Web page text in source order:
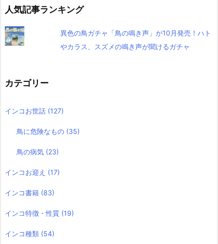
人気記事ランキング
異色の鳥ガチャ「鳥の鳴き声」が10月発売！ハト
やカラス、スズメの鳴き声が聞けるガチャ
カテゴリー
インコお世話 (127)
鳥に危険なもの (35)
鳥の病気 (23)
インコお迎え (17)
インコ書籍 (83)
インコ特徴・性質 (19)
インコ種類 (54)